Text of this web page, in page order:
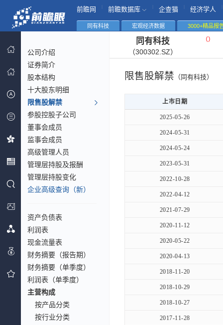
前瞻网 前瞻数据库 企查猫 经济学人
同有科技 宏观经济数据 3000+精品报
公司介绍
证券简介
股本结构
十大股东明细
限售股解禁
参股控股子公司
董事会成员
监事会成员
高级管理人员
管理层持股及报酬
管理层持股变化
企业高级查询（新）
资产负债表
利润表
现金流量表
财务摘要（报告期）
财务摘要（单季度）
利润表（单季度）
主营构成
按产品分类
按行业分类
同有科技
（300302.SZ）
（）
限售股解禁 （同有科技）
上市日期
2025-05-26
2024-05-31
2024-05-24
2023-05-31
2022-10-28
2022-04-12
2021-07-29
2020-11-12
2020-05-22
2020-04-13
2018-11-20
2018-10-29
2018-10-27
2017-11-28